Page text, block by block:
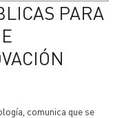
comunica que se